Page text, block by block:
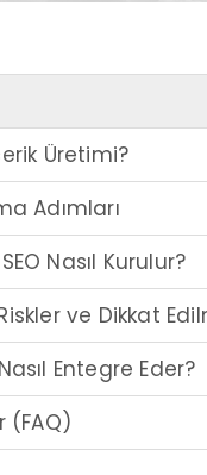
Üretimi?
Adımları
Nasıl Kurulur?
ve Dikkat
Entegre Eder?
(FAQ)